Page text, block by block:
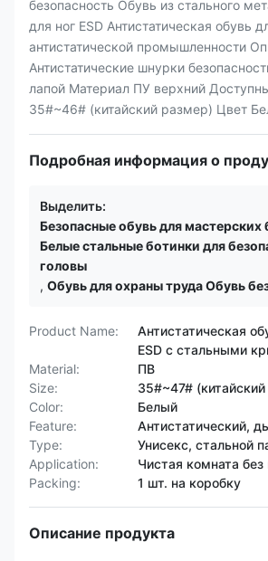
безопасность Обувь из стального
для ног ESD Антистатическая обувь
антистатической промышленности
Антистатические шнурки
лапой Материал ПУ верхний
35#~46# (китайский размер) Цвет
Подробная информация о
Выделить:
Безопасные обувь для мастерских
Белые стальные ботинки для
головы
, Обувь для охраны труда Обувь
Product Name:
Антистатическая
ESD с стальными
Material:
ПВ
Size:
35#~47#
Color:
Белый
Feature:
Антистатический,
Type:
Унисекс, стальной
Application:
Чистая комната
Packing:
1 шт. на коробку
Описание продукта